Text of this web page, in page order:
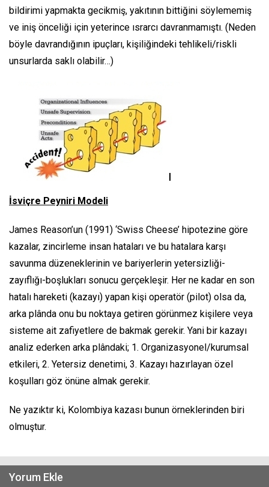
bildirimi yapmakta gecikmiş, yakıtının bittiğini söylememiş
ve iniş önceliği için yeterince ısrarcı davranmamıştı. (Neden
böyle davrandığının ipuçları, kişiliğindeki tehlikeli/riskli
unsurlarda saklı olabilir…)
İsviçre Peyniri Modeli
James Reason’un (1991) ‘Swiss Cheese’ hipotezine göre
kazalar, zincirleme insan hataları ve bu hatalara karşı
savunma düzeneklerinin ve bariyerlerin yetersizliği-
zayıflığı-boşlukları sonucu gerçekleşir. Her ne kadar en son
hatalı hareketi (kazayı) yapan kişi operatör (pilot) olsa da,
arka plânda onu bu noktaya getiren görünmez kişilere veya
sisteme ait zafiyetlere de bakmak gerekir. Yani bir kazayı
analiz ederken arka plândaki; 1. Organizasyonel/kurumsal
etkileri, 2. Yetersiz denetimi, 3. Kazayı hazırlayan özel
koşulları göz önüne almak gerekir.
Ne yazıktır ki, Kolombiya kazası bunun örneklerinden biri
olmuştur.
Yorum Ekle